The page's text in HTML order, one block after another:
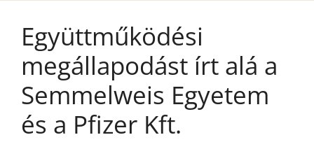
Együttműködési
megállapodást írt alá a
Semmelweis Egyetem
és a Pfizer Kft.